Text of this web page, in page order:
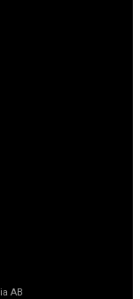
AB